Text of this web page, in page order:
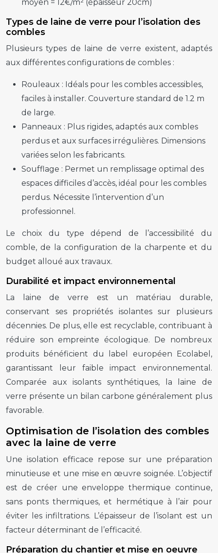
moyen = 12€/m² (épaisseur 20cm)
Types de laine de verre pour l’isolation des
combles
Plusieurs types de laine de verre existent, adaptés
aux différentes configurations de combles :
Rouleaux : Idéals pour les combles accessibles,
faciles à installer. Couverture standard de 1.2 m
de large.
Panneaux : Plus rigides, adaptés aux combles
perdus et aux surfaces irrégulières. Dimensions
variées selon les fabricants.
Soufflage : Permet un remplissage optimal des
espaces difficiles d’accès, idéal pour les combles
perdus. Nécessite l’intervention d’un
professionnel.
Le choix du type dépend de l’accessibilité du
comble, de la configuration de la charpente et du
budget alloué aux travaux.
Durabilité et impact environnemental
La laine de verre est un matériau durable,
conservant ses propriétés isolantes sur plusieurs
décennies. De plus, elle est recyclable, contribuant à
réduire son empreinte écologique. De nombreux
produits bénéficient du label européen Ecolabel,
garantissant leur faible impact environnemental.
Comparée aux isolants synthétiques, la laine de
verre présente un bilan carbone généralement plus
favorable.
Optimisation de l’isolation des combles
avec la laine de verre
Une isolation efficace repose sur une préparation
minutieuse et une mise en œuvre soignée. L’objectif
est de créer une enveloppe thermique continue,
sans ponts thermiques, et hermétique à l’air pour
éviter les infiltrations. L’épaisseur de l’isolant est un
facteur déterminant de l’efficacité.
Préparation du chantier et mise en oeuvre